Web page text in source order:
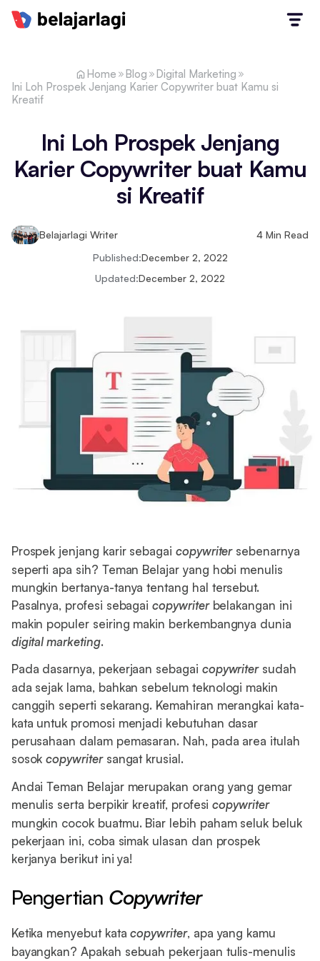
Home Blog
Digital Marketing
Ini Loh Prospek Jenjang Karier Copywriter buat Kamu si
Kreatif
Ini Loh Prospek Jenjang
Karier Copywriter buat Kamu
si Kreatif
Belajarlagi Writer 4 Min Read
Published:December 2, 2022
Updated:December 2, 2022
Prospek jenjang karir sebagai copywritersebenarnya
seperti apa sih? Teman Belajar yang hobi menulis
mungkin bertanya-tanya tentang hal tersebut.
Pasalnya, profesi sebagaicopywriterbelakangan ini
makin populer seiring makin berkembangnya dunia
digital marketing.
Pada dasarnya, pekerjaan sebagai copywritersudah
ada sejak lama, bahkan sebelum teknologi makin
canggih seperti sekarang. Kemahiran merangkai kata-
kata untuk promosi menjadi kebutuhan dasar
perusahaan dalam pemasaran. Nah, pada area itulah
sosokcopywritersangat krusial.
Andai Teman Belajar merupakan orang yang gemar
menulis serta berpikir kreatif, profesicopywriter
mungkin cocok buatmu. Biar lebih paham seluk beluk
pekerjaan ini, coba simak ulasan dan prospek
kerjanya berikut ini ya!
Pengertian Copywriter
Ketika menyebut katacopywriter, apa yang kamu
bayangkan? Apakah sebuah pekerjaan tulis-menulis